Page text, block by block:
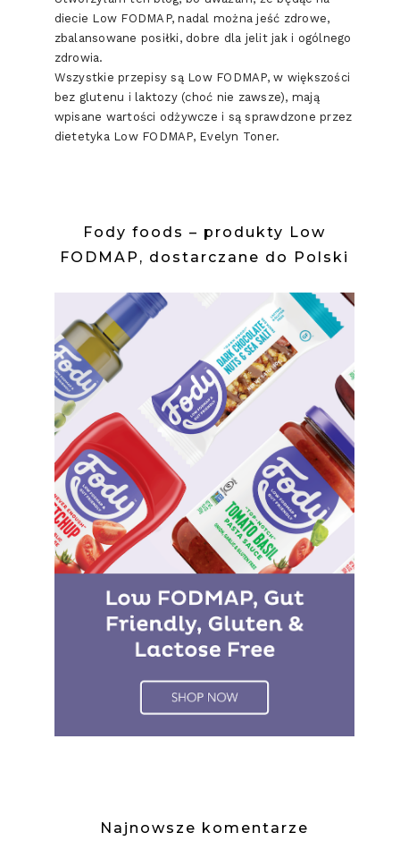
diecie Low FODMAP, nadal można jeść zdrowe,
zbalansowane posiłki, dobre dla jelit jak i ogólnego
zdrowia.
Wszystkie przepisy są Low FODMAP, w większości
bez glutenu i laktozy (choć nie zawsze), mają
wpisane wartości odżywcze i są sprawdzone przez
dietetyka Low FODMAP, Evelyn Toner.
Fody foods – produkty Low
FODMAP, dostarczane do Polski
Najnowsze komentarze